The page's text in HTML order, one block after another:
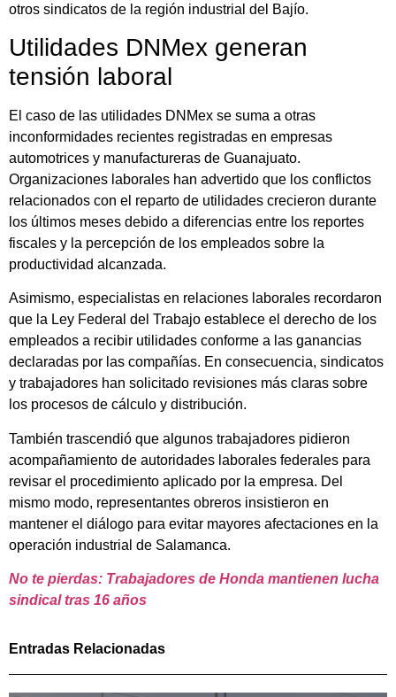
otros sindicatos de la región industrial del Bajío.
Utilidades DNMex generan
tensión laboral
El caso de las utilidades DNMex se suma a otras
inconformidades recientes registradas en empresas
automotrices y manufactureras de Guanajuato.
Organizaciones laborales han advertido que los conflictos
relacionados con el reparto de utilidades crecieron durante
los últimos meses debido a diferencias entre los reportes
fiscales y la percepción de los empleados sobre la
productividad alcanzada.
Asimismo, especialistas en relaciones laborales recordaron
que la Ley Federal del Trabajo establece el derecho de los
empleados a recibir utilidades conforme a las ganancias
declaradas por las compañías. En consecuencia, sindicatos
y trabajadores han solicitado revisiones más claras sobre
los procesos de cálculo y distribución.
También trascendió que algunos trabajadores pidieron
acompañamiento de autoridades laborales federales para
revisar el procedimiento aplicado por la empresa. Del
mismo modo, representantes obreros insistieron en
mantener el diálogo para evitar mayores afectaciones en la
operación industrial de Salamanca.
No te pierdas: Trabajadores de Honda mantienen lucha
sindical tras 16 años
Entradas Relacionadas